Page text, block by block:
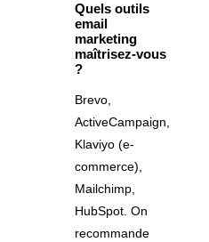
Quels outils
email
marketing
maîtrisez-vous
?
Brevo,
ActiveCampaign,
Klaviyo (e-
commerce),
Mailchimp,
HubSpot. On
recommande